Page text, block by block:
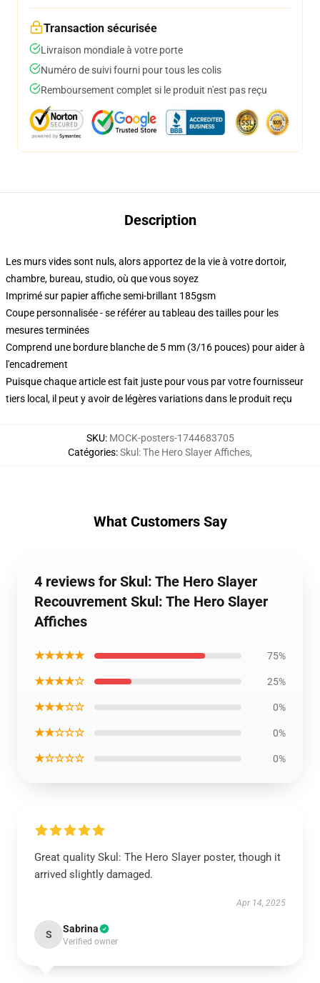
Transaction sécurisée
Livraison mondiale à votre porte
Numéro de suivi fourni pour tous les colis
Remboursement complet si le produit n'est pas reçu
Description
Les murs vides sont nuls, alors apportez de la vie à votre dortoir,
chambre, bureau, studio, où que vous soyez
Imprimé sur papier affiche semi-brillant 185gsm
Coupe personnalisée - se référer au tableau des tailles pour les
mesures terminées
Comprend une bordure blanche de 5 mm (3/16 pouces) pour aider à
l'encadrement
Puisque chaque article est fait juste pour vous par votre fournisseur
tiers local, il peut y avoir de légères variations dans le produit reçu
SKU: MOCK-posters-1744683705
Catégories:Skul: The Hero Slayer Affiches,
What Customers Say
4 reviews for Skul: The Hero Slayer
Recouvrement Skul: The Hero Slayer
Affiches
★★★★★ 75%
★★★★☆ 25%
★★★☆☆ 0%
★★☆☆☆ 0%
★☆☆☆☆ 0%
Great quality Skul: The Hero Slayer poster, though it
arrived slightly damaged.
Apr 14, 2025
S Sabrina
Verified owner